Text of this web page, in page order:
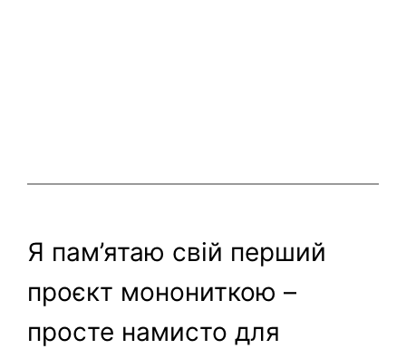
Я пам’ятаю свій перший
проєкт монониткою –
просте намисто для